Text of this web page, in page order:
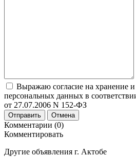
Выражаю согласие на хранение
персональных данных в
от 27.07.2006 N 152-ФЗ
Отправить Отмена
Комментарии (0)
Комментировать
Другие объявления г. Актобе